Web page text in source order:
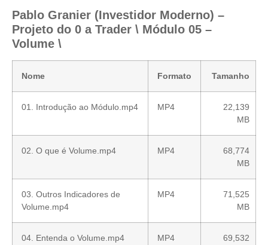
Pablo Granier (Investidor Moderno) –
Projeto do 0 a Trader \ Módulo 05 –
Volume \
Nome Formato Tamanho
01. Introdução ao Módulo.mp4 MP4
22,139
MB
02. O que é Volume.mp4 MP4
68,774
MB
03. Outros Indicadores de
Volume.mp4
MP4
71,525
MB
04. Entenda o Volume.mp4 MP4
69,532